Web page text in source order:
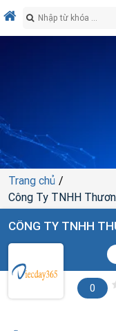
Trang chủ
Công Ty TNHH
0